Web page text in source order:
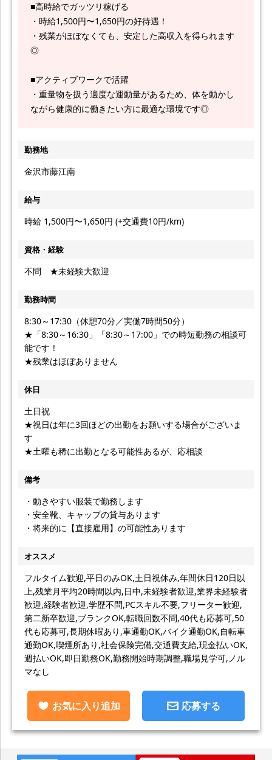
■高時給でガッツリ稼げる
・時給1,500円〜1,650円の好待遇！
・残業がほぼなくても、安定した高収入を得られます
◎
■アクティブワークで活躍
・重量物を扱う適度な運動量があるため、体を動かし
ながら健康的に働きたい方に最適な環境です◎
勤務地
金沢市藤江南
給与
時給 1,500円〜1,650円 (+交通費10円/km)
資格・経験
不問 ★未経験大歓迎
勤務時間
8:30～17:30（休憩70分／実働7時間50分）
★「8:30～16:30」「8:30～17:00」での時短勤務の相談可
能です！
★残業はほぼありません
休日
土日祝
★祝日は年に3回ほどの出勤をお願いする場合がございま
す
★土曜も稀に出勤となる可能性あるが、応相談
備考
・動きやすい服装で勤務します
・安全靴、キャップの貸与あります
・将来的に【直接雇用】の可能性あります
オススメ
フルタイム歓迎,平日のみOK,土日祝休み,年間休日120日以
上,残業月平均20時間以内,日中,未経験者歓迎,業界未経験者
歓迎,経験者歓迎,学歴不問,PCスキル不要,フリーター歓迎,
第二新卒歓迎,ブランクOK,転職回数不問,40代も応募可,50
代も応募可,長期休暇あり,車通勤OK,バイク通勤OK,自転車
通勤OK,喫煙所あり,社会保険完備,交通費支給,現金払いOK,
週払いOK,即日勤務OK,勤務開始時期調整,職場見学可,ノル
マなし
お気に入り追加 応募する